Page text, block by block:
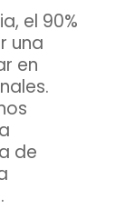
el 90%
una
en
de